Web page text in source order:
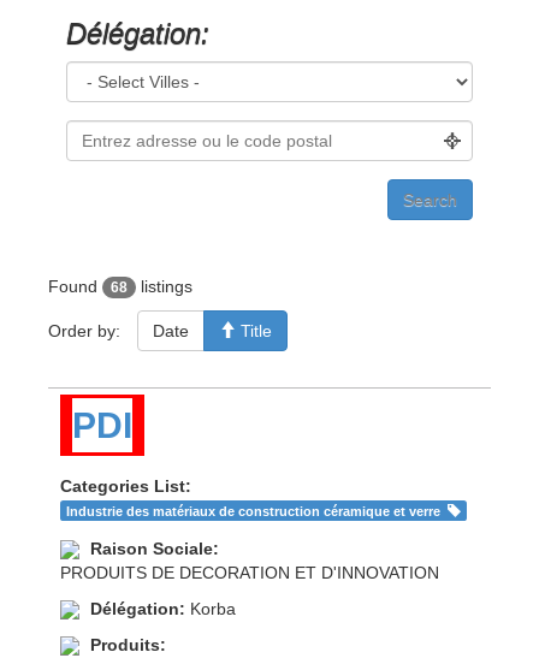
Délégation:
Found 68 listings
Order by: Date Title
PDI
Categories List:
Industrie des matériaux de construction céramique et verre
Raison Sociale:
PRODUITS DE DECORATION ET D'INNOVATION
Délégation: Korba
Produits: